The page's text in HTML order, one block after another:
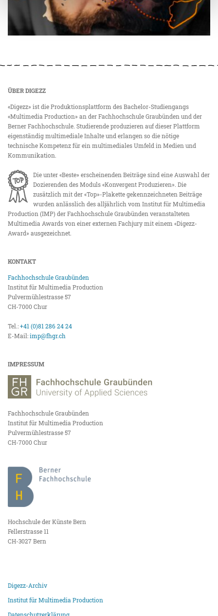
ÜBER DIGEZZ
«Digezz» ist die Produktionsplattform des Bachelor-Studiengangs
«Multimedia Production» an der Fachhochschule Graubünden und der
Berner Fachhochschule. Studierende produzieren auf dieser Plattform
eigenständig multimediale Inhalte und erlangen so die nötige
technische Kompetenz für ein multimediales Umfeld in Medien und
Kommunikation.
Die unter «Beste» erscheinenden Beiträge sind eine Auswahl der
Dozierenden des Moduls «Konvergent Produzieren». Die
zusätzlich mit der «Top»-Plakette gekennzeichneten Beiträge
wurden anlässlich des alljährlich vom Institut für Multimedia
Production (IMP) der Fachhochschule Graubünden veranstalteten
Multimedia Awards von einer externen Fachjury mit einem «Digezz-
Award» ausgezeichnet.
KONTAKT
Fachhochschule Graubünden
Institut für Multimedia Production
Pulvermühlestrasse 57
CH-7000 Chur
Tel.:+41 (0)81 286 24 24
E-Mail:imp@fhgr.ch
IMPRESSUM
Fachhochschule Graubünden
Institut für Multimedia Production
Pulvermühlestrasse 57
CH-7000 Chur
Hochschule der Künste Bern
Fellerstrasse 11
CH-3027 Bern
Digezz-Archiv
Institut für Multimedia Production